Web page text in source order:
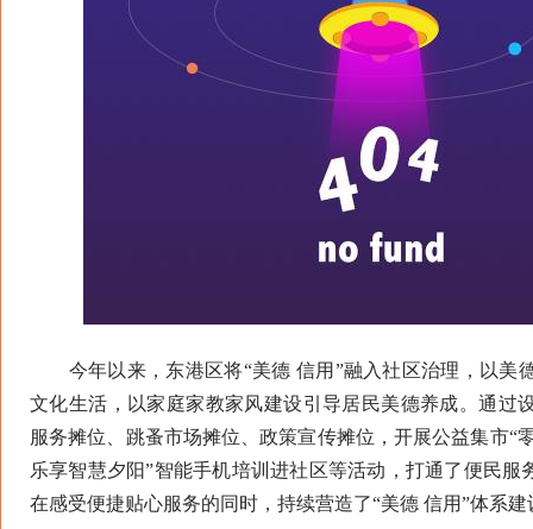
今年以来，东港区将“美德 信用”融入社区治理，以美
文化生活，以家庭家教家风建设引导居民美德养成。通过
服务摊位、跳蚤市场摊位、政策宣传摊位，开展公益集市“
乐享智慧夕阳”智能手机培训进社区等活动，打通了便民服
在感受便捷贴心服务的同时，持续营造了“美德 信用”体系